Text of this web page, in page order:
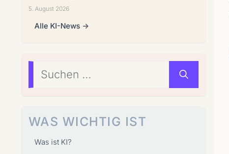
5. August 2026
Alle KI-News →
Suchen
nach:
WAS WICHTIG IST
Was ist KI?